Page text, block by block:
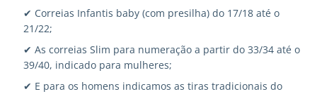
✔ Correias Infantis baby (com presilha) do 17/18 até o
21/22;
✔ As correias Slim para numeração a partir do 33/34 até o
39/40, indicado para mulheres;
✔ E para os homens indicamos as tiras tradicionais do